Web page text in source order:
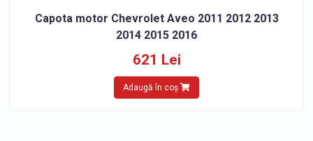
Capota motor Chevrolet Aveo 2011 2012 2013
2014 2015 2016
621 Lei
Adaugă în coș